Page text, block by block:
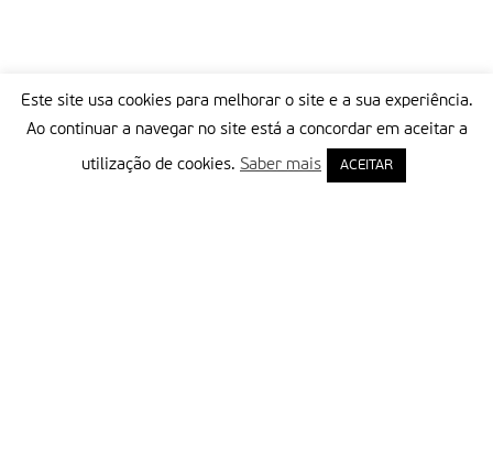
Este site usa cookies para melhorar o site e a sua experiência.
Ao continuar a navegar no site está a concordar em aceitar a
utilização de cookies. Saber mais ACEITAR